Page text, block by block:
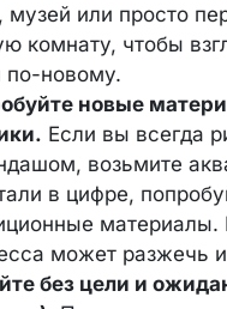
музей или просто
комнату, чтобы
по-новому.
новые
Если вы всегда
возьмите
в цифре,
материалы.
может разжечь
без цели и